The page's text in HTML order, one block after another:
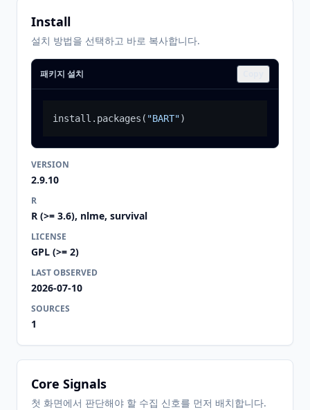
Install
설치 방법을 선택하고 바로 복사합니다.
패키지 설치
install.packages ( "BART")
VERSION
2.9.10
R
R (>= 3.6), nlme, survival
LICENSE
GPL (>= 2)
LAST OBSERVED
2026-07-10
SOURCES
1
Core Signals
첫 화면에서 판단해야 할 수집 신호를 먼저 배치합니다.